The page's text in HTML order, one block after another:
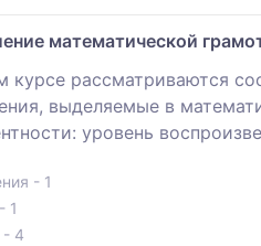
математической
курсе рассматриваются
выделяемые в
уровень
- 1
1
- 4